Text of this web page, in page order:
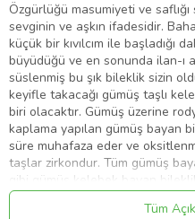
Özgürlüğü masumiyeti ve
sevginin ve aşkın ifadesidir.
küçük bir kıvılcım ile başladığı
büyüdüğü ve en sonunda ilan-ı
süslenmiş bu şık bileklik sizin
keyifle takacağı gümüş taşlı
biri olacaktır. Gümüş üzerine
kaplama yapılan gümüş bayan
süre muhafaza eder ve
taşlar zirkondur. Tüm gümüş
gibi gümüş kelebek bayan
Gümüş ve değerli taşlar
Tüm